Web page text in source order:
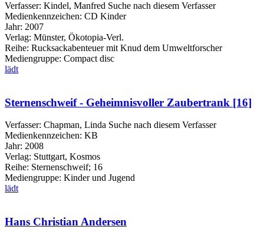
Verfasser: Kindel, Manfred Suche nach diesem Verfasser
Medienkennzeichen: CD Kinder
Jahr: 2007
Verlag: Münster, Ökotopia-Verl.
Reihe: Rucksackabenteuer mit Knud dem Umweltforscher
Mediengruppe: Compact disc
lädt
Sternenschweif - Geheimnisvoller Zaubertrank [16]
Verfasser: Chapman, Linda Suche nach diesem Verfasser
Medienkennzeichen: KB
Jahr: 2008
Verlag: Stuttgart, Kosmos
Reihe: Sternenschweif; 16
Mediengruppe: Kinder und Jugend
lädt
Hans Christian Andersen